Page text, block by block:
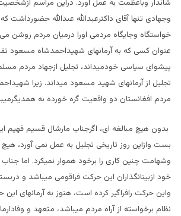
شاندار وباعظمت به عمل آورد. دراین مراسم
وجهادی تنها آقای داکترعبدالله عبدالله حضورداشت
خواستگاه وجایگاه مردمی اورا درمیان مردم روشن می
عنوان کسی که به آرمانهای شهیداحمدشاه مسعود
پیشوای سیاسی خودمیداند، تجلیل ازجهاد مردم
تجلیل از آرمانهای شهید مسعود میداند. زیرا
مردم افغانستان دو واقعیت گره خورده به
بدون هیچ مبالغه ای، اگرجناب مارشال قسیم فهیم
بست وازاین روز تاریخی تجلیل به عمل نمی آورد،
وشهامت چنین کاری را برخود هموار نمیکرد. اما جناب
خود ازبینانگذاران این حرکت فراقومی میباشد و
واین حرکت رافراگیر کرده است، هنوز به آرمانهای این
نظام برخواسته از آراه مردم میباشد، متعهد و